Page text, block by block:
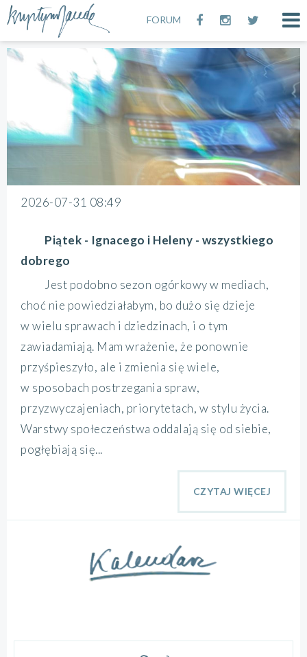
FORUM
2026-07-31 08:49
Piątek - Ignacego i Heleny - wszystkiego
dobrego
Jest podobno sezon ogórkowy w mediach,
choć nie powiedziałabym, bo dużo się dzieje
w wielu sprawach i dziedzinach, i o tym
zawiadamiają. Mam wrażenie, że ponownie
przyśpieszyło, ale i zmienia się wiele,
w sposobach postrzegania spraw,
przyzwyczajeniach, priorytetach, w stylu życia.
Warstwy społeczeństwa oddalają się od siebie,
pogłębiają się...
CZYTAJ WIĘCEJ